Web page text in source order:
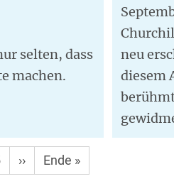
selten, dass
machen.
neu
diesem
Nächste
Seite
››
Letzte
Seite
Ende »